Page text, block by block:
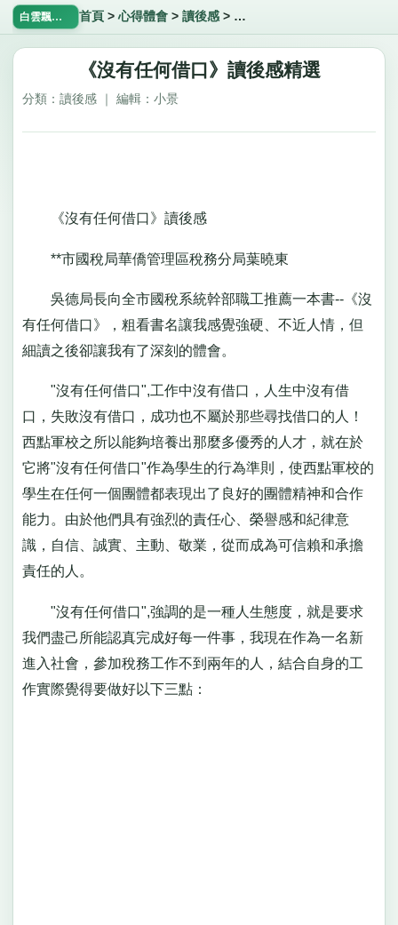
白雲飄飄網 首頁 > 心得體會> 讀後感> 《沒有任何借口》讀後感精選
《沒有任何借口》讀後感精選
分類：讀後感 ｜ 編輯：小景
《沒有任何借口》讀後感
**市國稅局華僑管理區稅務分局葉曉東
吳德局長向全市國稅系統幹部職工推薦一本書--《沒
有任何借口》，粗看書名讓我感覺強硬、不近人情，但
細讀之後卻讓我有了深刻的體會。
"沒有任何借口",工作中沒有借口，人生中沒有借
口，失敗沒有借口，成功也不屬於那些尋找借口的人！
西點軍校之所以能夠培養出那麼多優秀的人才，就在於
它將"沒有任何借口"作為學生的行為準則，使西點軍校的
學生在任何一個團體都表現出了良好的團體精神和合作
能力。由於他們具有強烈的責任心、榮譽感和紀律意
識，自信、誠實、主動、敬業，從而成為可信賴和承擔
責任的人。
"沒有任何借口",強調的是一種人生態度，就是要求
我們盡己所能認真完成好每一件事，我現在作為一名新
進入社會，參加稅務工作不到兩年的人，結合自身的工
作實際覺得要做好以下三點：